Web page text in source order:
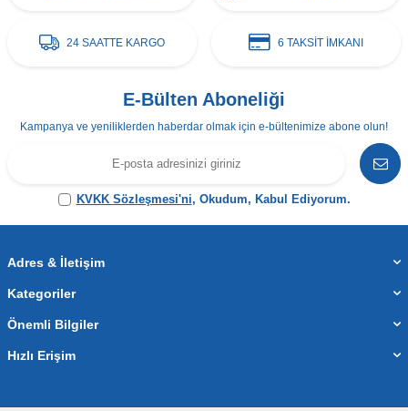
24 SAATTE KARGO 6 TAKSİT İMKANI
E-Bülten Aboneliği
Kampanya ve yeniliklerden haberdar olmak için e-bültenimize abone olun!
KVKK Sözleşmesi'ni, Okudum, Kabul Ediyorum.
Adres & İletişim
Kategoriler
Önemli Bilgiler
Hızlı Erişim